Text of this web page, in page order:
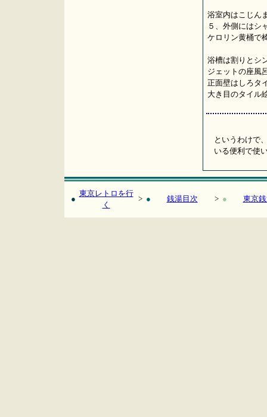
浴室内はこじん
５、外側にはシ
ケロリン黄桶で
浴槽は割りとシ
ジェットの座風
正面壁はしろタ
大き目のタイル
というわけで
いる便利で使
●
東京レトロを行
く
> ● 銭湯目次 > ● 東京